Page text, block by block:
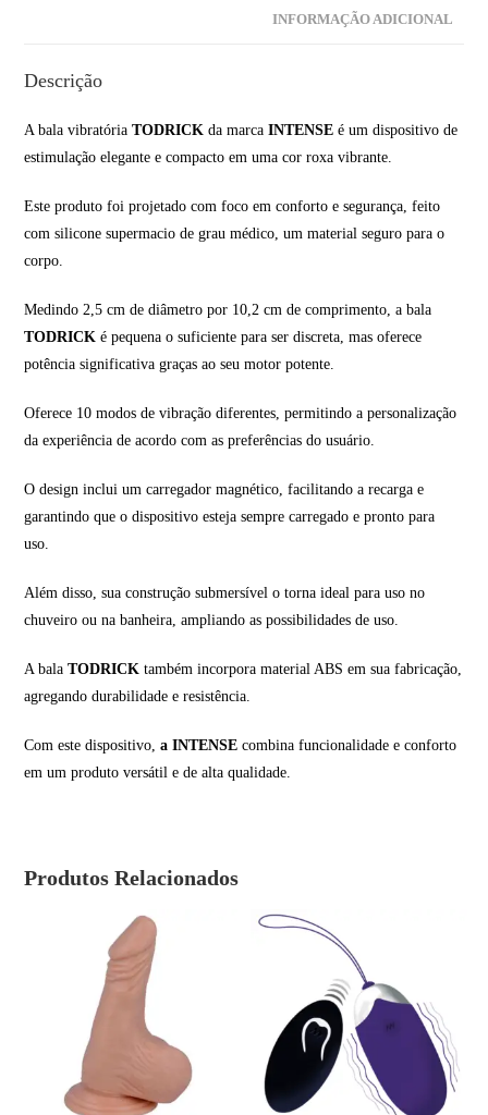
INFORMAÇÃO ADICIONAL
Descrição
A bala vibratóriaTODRICK da marcaINTENSE é um dispositivo de
estimulação elegante e compacto em uma cor roxa vibrante.
Este produto foi projetado com foco em conforto e segurança, feito
com silicone supermacio de grau médico, um material seguro para o
corpo.
Medindo 2,5 cm de diâmetro por 10,2 cm de comprimento, a bala
TODRICK é pequena o suficiente para ser discreta, mas oferece
potência significativa graças ao seu motor potente.
Oferece 10 modos de vibração diferentes, permitindo a personalização
da experiência de acordo com as preferências do usuário.
O design inclui um carregador magnético, facilitando a recarga e
garantindo que o dispositivo esteja sempre carregado e pronto para
uso.
Além disso, sua construção submersível o torna ideal para uso no
chuveiro ou na banheira, ampliando as possibilidades de uso.
A balaTODRICK também incorpora material ABS em sua fabricação,
agregando durabilidade e resistência.
Com este dispositivo,a INTENSE combina funcionalidade e conforto
em um produto versátil e de alta qualidade.
Produtos Relacionados